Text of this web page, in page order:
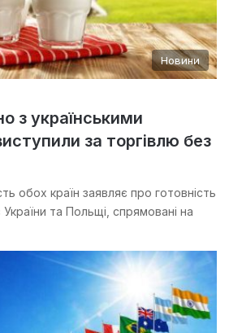
Новини
з українськими
за торгівлю без
обох країн заявляє про готовність
України та Польщі, спрямовані на